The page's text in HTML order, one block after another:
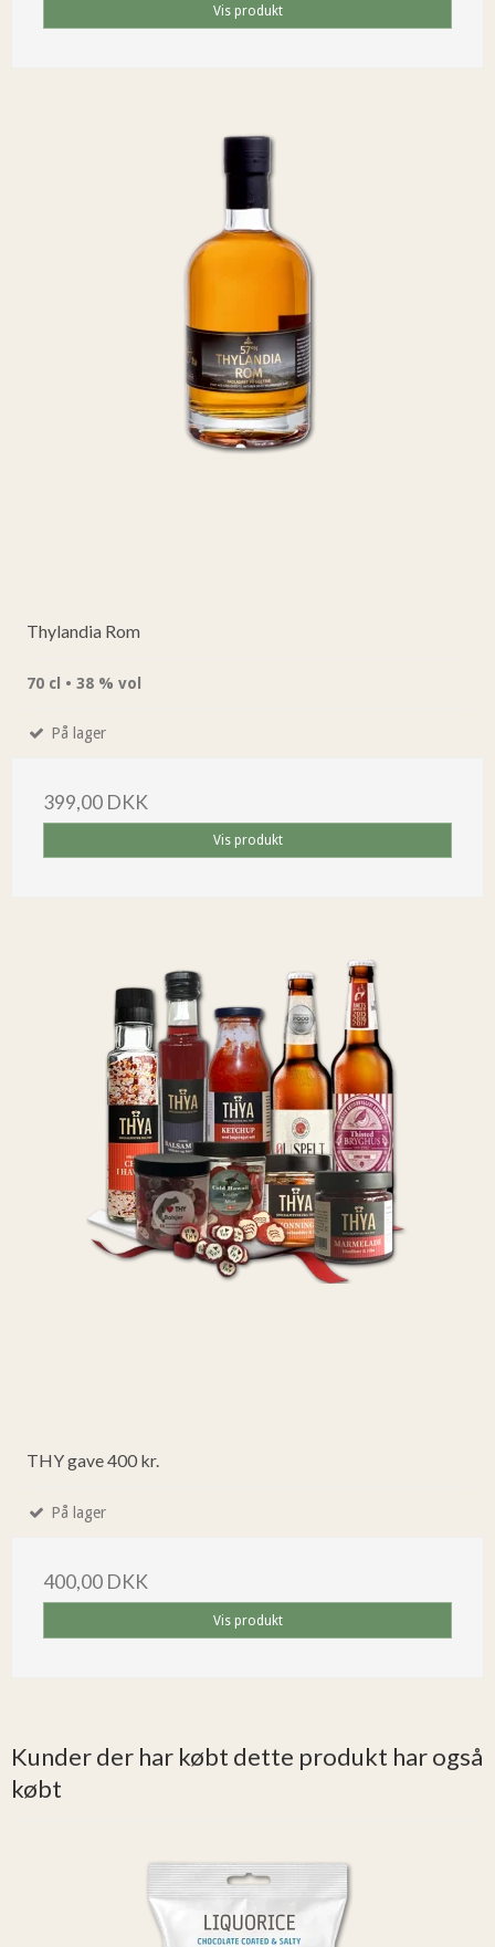
Vis produkt
Thylandia Rom
70 cl • 38 % vol
På lager
399,00 DKK
Vis produkt
THY gave 400 kr.
På lager
400,00 DKK
Vis produkt
Kunder der har købt dette produkt har også
købt